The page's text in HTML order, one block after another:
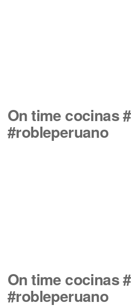
On time cocinas
#robleperuano
On time cocinas
#robleperuano